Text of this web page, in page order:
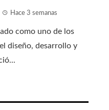
Hace 3 semanas
como uno de los
diseño, desarrollo y